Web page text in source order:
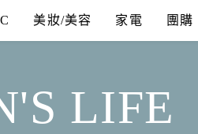
美妝/美容 家電 團購
LIFE